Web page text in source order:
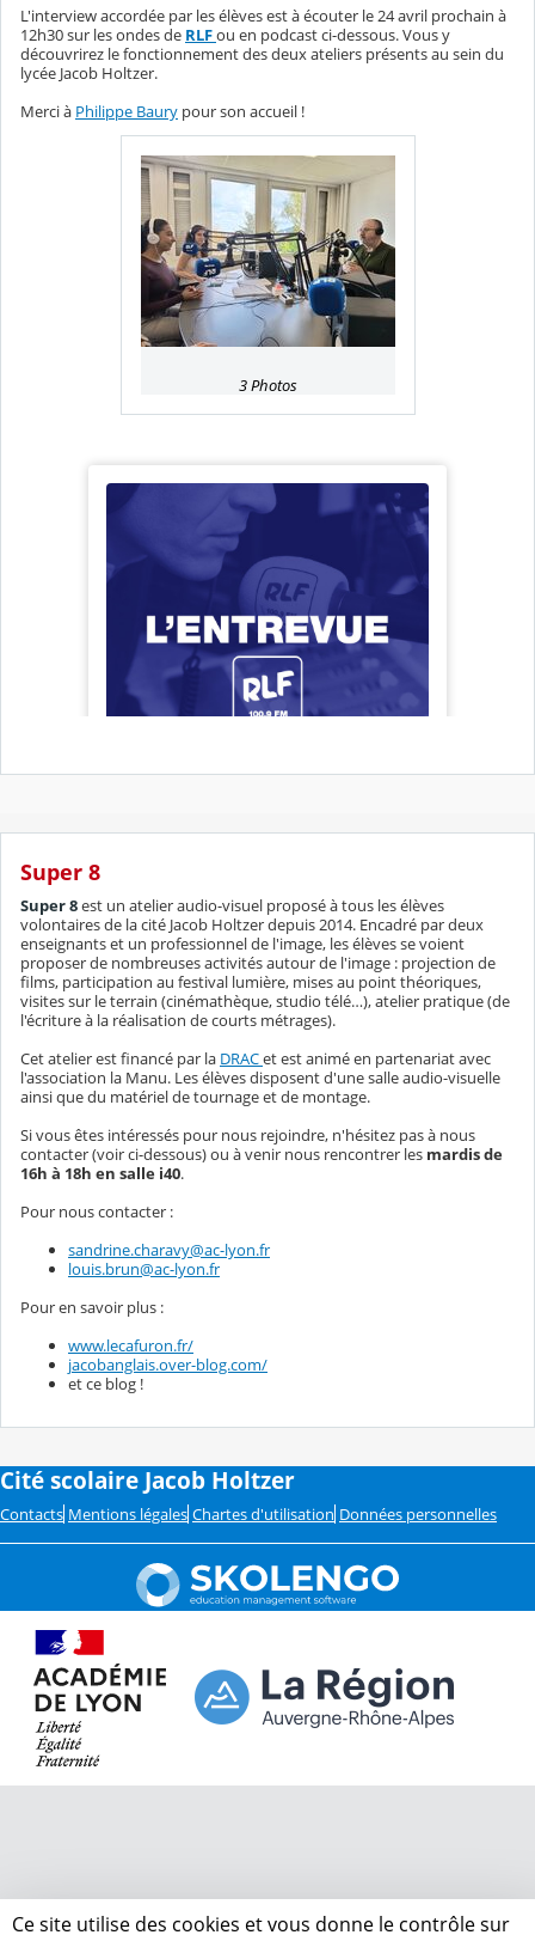
L'interview accordée par les élèves est à écouter le 24 avril prochain à
12h30 sur les ondes de RLFou en podcast ci-dessous. Vous y
découvrirez le fonctionnement des deux ateliers présents au sein du
lycée Jacob Holtzer.
Merci à Philippe Baury pour son accueil !
3 Photos
Super 8
Super 8est un atelier audio-visuel proposé à tous les élèves
volontaires de la cité Jacob Holtzer depuis 2014. Encadré par deux
enseignants et un professionnel de l'image, les élèves se voient
proposer de nombreuses activités autour de l'image : projection de
films, participation au festival lumière, mises au point théoriques,
visites sur le terrain (cinémathèque, studio télé…), atelier pratique (de
l'écriture à la réalisation de courts métrages).
Cet atelier est financé par la DRACet est animé en partenariat avec
l'association la Manu. Les élèves disposent d'une salle audio-visuelle
ainsi que du matériel de tournage et de montage.
Si vous êtes intéressés pour nous rejoindre, n'hésitez pas à nous
contacter (voir ci-dessous) ou à venir nous rencontrer les mardis de
16h à 18h en salle i40.
Pour nous contacter :
sandrine.charavy@ac-lyon.fr
louis.brun@ac-lyon.fr
Pour en savoir plus :
www.lecafuron.fr/
jacobanglais.over-blog.com/
et ce blog !
Cité scolaire Jacob Holtzer
Contacts Mentions légales Chartes d'utilisation Données personnelles
Ce site utilise des cookies et vous donne le contrôle sur